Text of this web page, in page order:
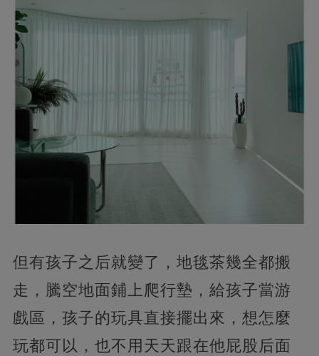
但有孩子之后就變了，地毯茶幾全都搬
走，騰空地面鋪上爬行墊，給孩子當游
戲區，孩子的玩具直接擺出來，想怎麼
玩都可以，也不用天天跟在他屁股后面